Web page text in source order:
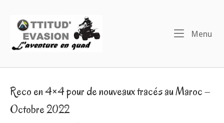
content
Home
Menu
Reco en 4×4 pour de nouveaux tracés au Maroc –
Octobre 2022